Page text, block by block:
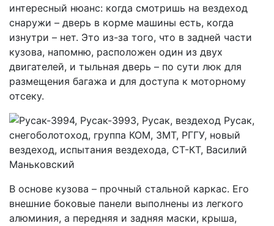
интересный нюанс: когда смотришь на вездеход
снаружи – дверь в корме машины есть, когда
изнутри – нет. Это из-за того, что в задней части
кузова, напомню, расположен один из двух
двигателей, и тыльная дверь – по сути люк для
размещения багажа и для доступа к моторному
отсеку.
В основе кузова – прочный стальной каркас. Его
внешние боковые панели выполнены из легкого
алюминия, а передняя и задняя маски, крыша,